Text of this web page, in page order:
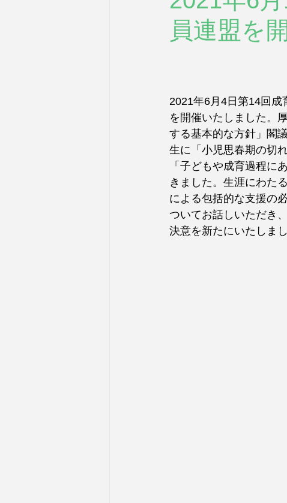
員連盟を
2021年6月4日第14回成
を開催いたしました。
する基本的な方針」閣
生に「小児思春期の切
「子どもや成育過程に
きました。生涯にわた
による包括的な支援の
ついてお話しいただき
決意を新たにいたしまし